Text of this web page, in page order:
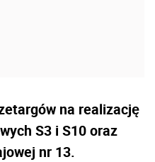
na realizację
S3 i S10 oraz
nr 13.